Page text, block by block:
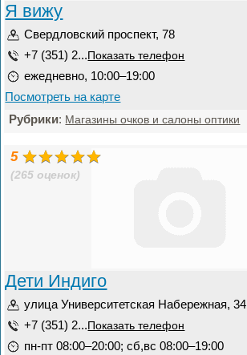
Я вижу
Свердловский проспект, 78
+7 (351) 2... Показать телефон
ежедневно, 10:00–19:00
Посмотреть на карте
Рубрики: Магазины очков и салоны оптики
5
(265 оценок)
Дети Индиго
улица Университетская Набережная, 34
+7 (351) 2... Показать телефон
пн-пт 08:00–20:00; сб,вс 08:00–19:00